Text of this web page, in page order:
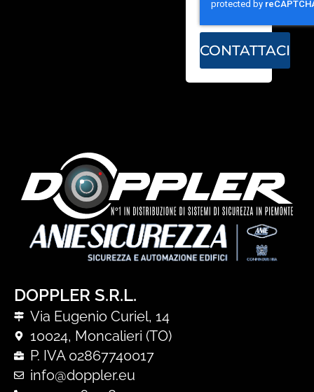
CONTATTACI
DOPPLER S.R.L.
Via Eugenio Curiel, 14
10024, Moncalieri (TO)
P. IVA 02867740017
info@doppler.eu